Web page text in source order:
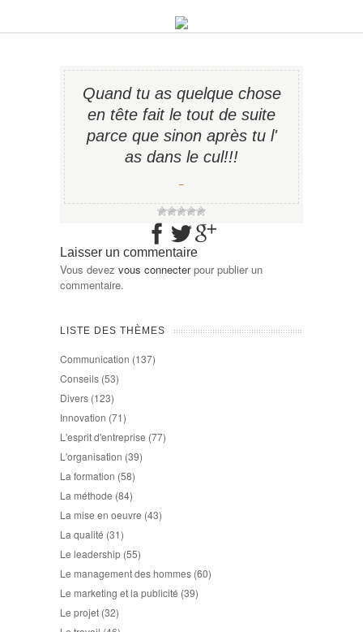
Quand tu as quelque chose
en tête fait le tout de suite
parce que sinon après tu l'
as dans le cul!!!
−
Laisser un commentaire
Vous devez vous connecterpour publier un
commentaire.
LISTE DES THÈMES
Communication (137)
Conseils (53)
Divers (123)
Innovation (71)
L'esprit d'entreprise (77)
L'organisation (39)
La formation (58)
La méthode (84)
La mise en oeuvre (43)
La qualité (31)
Le leadership (55)
Le management des hommes (60)
Le marketing et la publicité (39)
Le projet (32)